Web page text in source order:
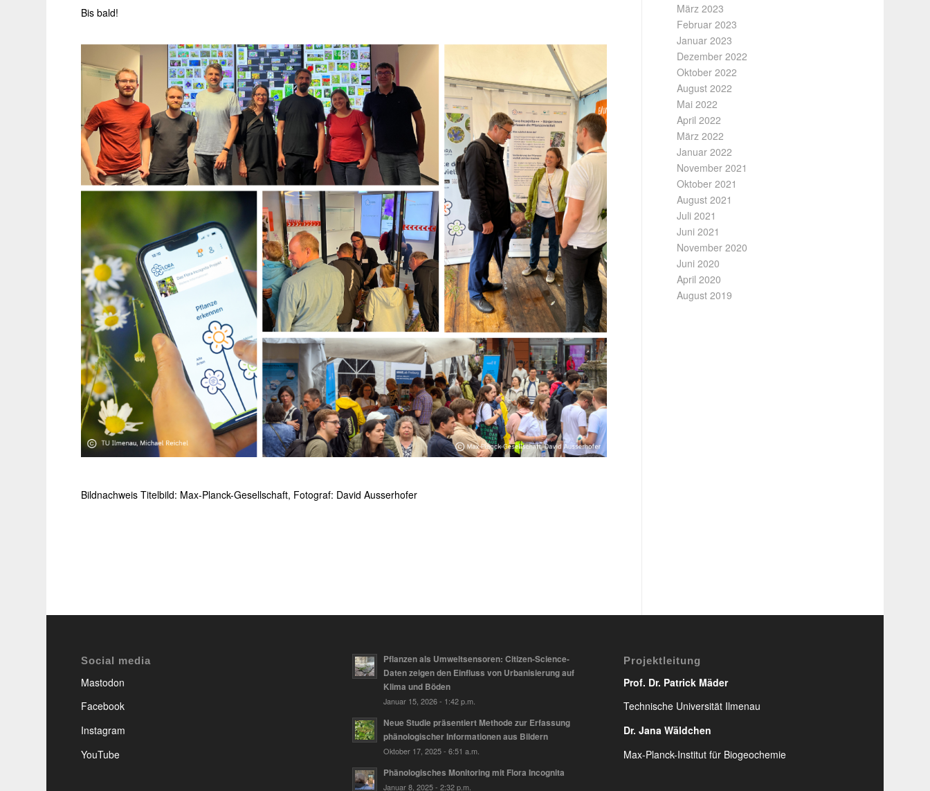
Bis bald!
Bildnachweis Titelbild: Max-Planck-Gesellschaft, Fotograf: David Ausserhofer
März 2023
Februar 2023
Januar 2023
Dezember 2022
Oktober 2022
August 2022
Mai 2022
April 2022
März 2022
Januar 2022
November 2021
Oktober 2021
August 2021
Juli 2021
Juni 2021
November 2020
Juni 2020
April 2020
August 2019
Social media
Mastodon
Facebook
Instagram
YouTube
Pflanzen als Umweltsensoren: Citizen-Science-
Daten zeigen den Einfluss von Urbanisierung auf
Klima und Böden
Januar 15, 2026 - 1:42 p.m.
Neue Studie präsentiert Methode zur Erfassung
phänologischer Informationen aus Bildern
Oktober 17, 2025 - 6:51 a.m.
Phänologisches Monitoring mit Flora Incognita
Januar 8, 2025 - 2:32 p.m.
Projektleitung
Prof. Dr. Patrick Mäder
Technische Universität Ilmenau
Dr. Jana Wäldchen
Max-Planck-Institut für Biogeochemie